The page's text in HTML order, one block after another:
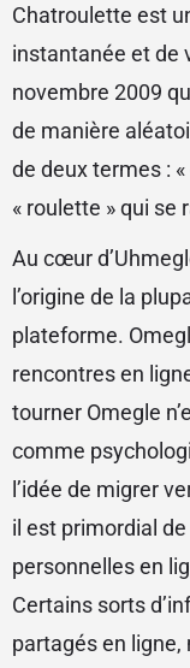
Chatroulette est
instantanée et de
novembre 2009
de manière
de deux termes :
« roulette » qui se
Au cœur
l’origine de la
plateforme.
rencontres en
tourner Omegle
comme
l’idée de migrer
il est primordial
personnelles en
Certains sorts
partagés en